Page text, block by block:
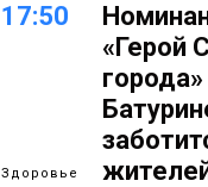
17:50
Здоровье
«Герой